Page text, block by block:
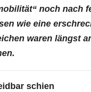
noch nach
wie eine
waren längst
schien